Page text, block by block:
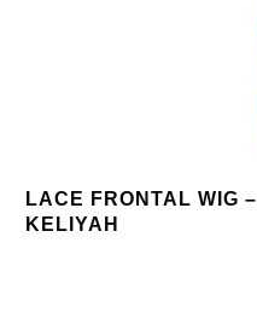
LACE FRONTAL WIG –
KELIYAH